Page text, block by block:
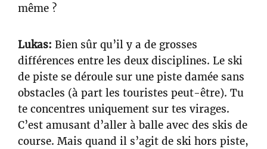
même ?
Lukas: Bien sûr qu’il y a de grosses
différences entre les deux disciplines. Le ski
de piste se déroule sur une piste damée sans
obstacles (à part les touristes peut-être). Tu
te concentres uniquement sur tes virages.
C’est amusant d’aller à balle avec des skis de
course. Mais quand il s’agit de ski hors piste,